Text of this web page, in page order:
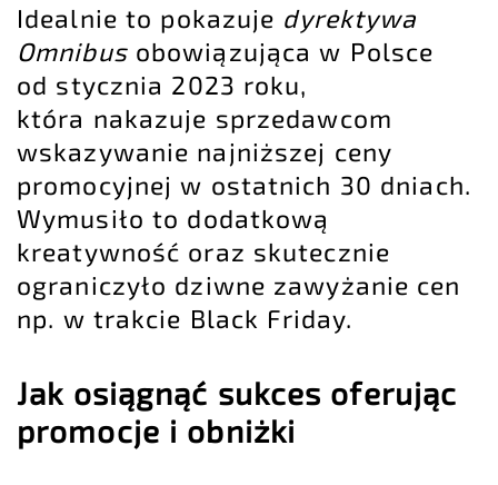
Idealnie to pokazuje dyrektywa
Omnibusobowiązująca w Polsce
od stycznia 2023 roku,
która nakazuje sprzedawcom
wskazywanie najniższej ceny
promocyjnej w ostatnich 30 dniach.
Wymusiło to dodatkową
kreatywność oraz skutecznie
ograniczyło dziwne zawyżanie cen
np. w trakcie Black Friday.
Jak osiągnąć sukces oferując
promocje i obniżki